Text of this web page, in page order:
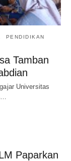
PENDIDIKAN
Tamban
Universitas
Paparkan